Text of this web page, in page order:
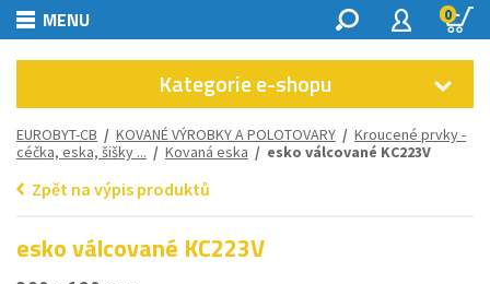
MENU 0
Kategorie e-shopu
EUROBYT-CB / KOVANÉ VÝROBKY A POLOTOVARY / Kroucené prvky -
céčka, eska, šišky ... / Kovaná eska / esko válcované KC223V
Zpět na výpis produktů
esko válcované KC223V